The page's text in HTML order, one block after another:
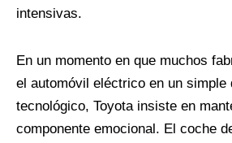
intensivas.
En un momento en que muchos
el automóvil eléctrico en un simple
tecnológico, Toyota insiste en
componente emocional. El coche